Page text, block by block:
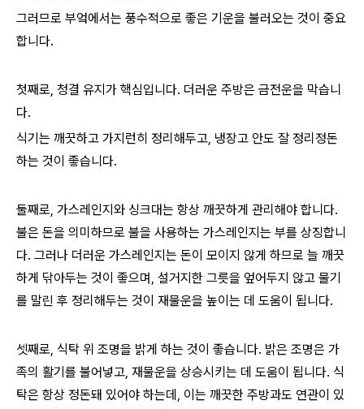
그러므로 부엌에서는 풍수적으로 좋은 기운을 불러오는 것이 중요
합니다.
첫째로, 청결 유지가 핵심입니다. 더러운 주방은 금전운을 막습니
다.
식기는 깨끗하고 가지런히 정리해두고, 냉장고 안도 잘 정리정돈
하는 것이 좋습니다.
둘째로, 가스레인지와 싱크대는 항상 깨끗하게 관리해야 합니다.
불은 돈을 의미하므로 불을 사용하는 가스레인지는 부를 상징합니
다. 그러나 더러운 가스레인지는 돈이 모이지 않게 하므로 늘 깨끗
하게 닦아두는 것이 좋으며, 설거지한 그릇을 엎어두지 않고 물기
를 말린 후 정리해두는 것이 재물운을 높이는 데 도움이 됩니다.
셋째로, 식탁 위 조명을 밝게 하는 것이 좋습니다. 밝은 조명은 가
족의 활기를 불어넣고, 재물운을 상승시키는 데 도움이 됩니다. 식
탁은 항상 정돈돼 있어야 하는데, 이는 깨끗한 주방과도 연관이 있